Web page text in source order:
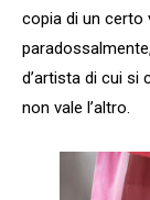
copia di un certo
d’artista di cui si
non vale l’altro.